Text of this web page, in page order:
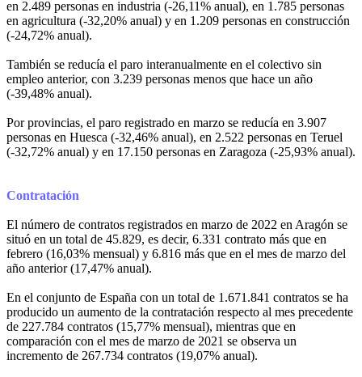
en 2.489 personas en industria (-26,11% anual), en 1.785 personas
en agricultura (-32,20% anual) y en 1.209 personas en construcción
(-24,72% anual).
También se reducía el paro interanualmente en el colectivo sin
empleo anterior, con 3.239 personas menos que hace un año
(-39,48% anual).
Por provincias, el paro registrado en marzo se reducía en 3.907
personas en Huesca (-32,46% anual), en 2.522 personas en Teruel
(-32,72% anual) y en 17.150 personas en Zaragoza (-25,93% anual).
Contratación
El número de contratos registrados en marzo de 2022 en Aragón se
situó en un total de 45.829, es decir, 6.331 contrato más que en
febrero (16,03% mensual) y 6.816 más que en el mes de marzo del
año anterior (17,47% anual).
En el conjunto de España con un total de 1.671.841 contratos se ha
producido un aumento de la contratación respecto al mes precedente
de 227.784 contratos (15,77% mensual), mientras que en
comparación con el mes de marzo de 2021 se observa un
incremento de 267.734 contratos (19,07% anual).